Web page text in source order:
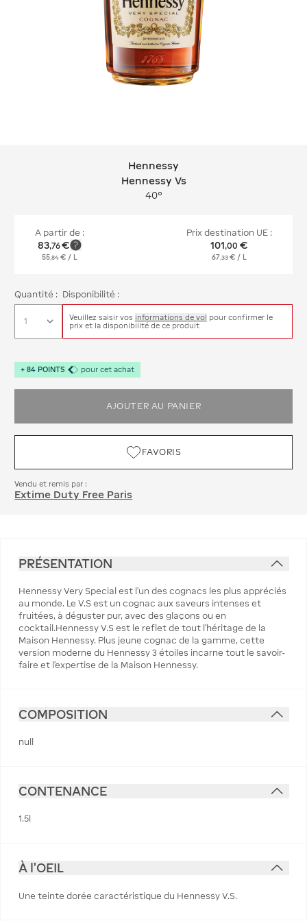
Hennessy Hennessy Vs
Hennessy
Hennessy Vs
40°
A partir de :
83,76€
55,84 € / L
Prix destination UE :
101,00 €
67,33 € / L
Quantité : Disponibilité :
Veuillez saisir vos informations de vol pour confirmer le
prix et la disponibilité de ce produit
+ 84 POINTS pour cet achat
AJOUTER AU PANIER
FAVORIS
Vendu et remis par :
Extime Duty Free Paris
PRÉSENTATION
Hennessy Very Special est l'un des cognacs les plus appréciés
au monde. Le V.S est un cognac aux saveurs intenses et
fruitées, à déguster pur, avec des glaçons ou en
cocktail.Hennessy V.S est le reflet de tout l’héritage de la
Maison Hennessy. Plus jeune cognac de la gamme, cette
version moderne du Hennessy 3 étoiles incarne tout le savoir-
faire et l’expertise de la Maison Hennessy.
COMPOSITION
null
CONTENANCE
1.5l
À l'OEIL
Une teinte dorée caractéristique du Hennessy V.S.